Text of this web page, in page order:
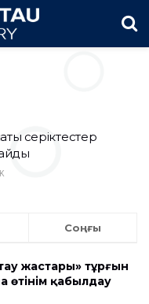
серіктестер
Соңғы
жастары» тұрғын
өтінім қабылдау